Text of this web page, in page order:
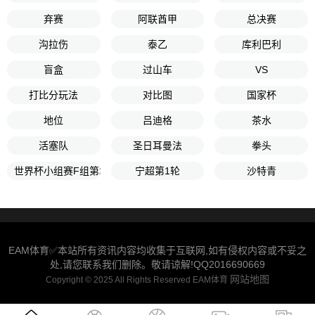
弃赛 阿联酋甲 总决赛
沟拉伤 泰乙 库利巴利
盲盒 过山车 VS
打比分玩法 对比图 国家杯
地位 吕迪格 茶水
活塞队 圣日耳曼法 拳头
世界杯小组赛F组第2轮 宁超第1轮 沙特青
EAM体育✅本站所有资讯内容均收集于互联网,如有侵权内容或不妥之
处,请您联系我们删除。敬请谅解!QQ2016690669
Copyright © 2025 All Rights Reserved EAM体育 网站地图